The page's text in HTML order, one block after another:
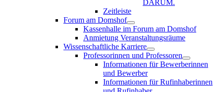
DARUM.
Zeitleiste
Forum am Domshof
Kassenhalle im Forum am Domshof
Anmietung Veranstaltungsräume
Wissenschaftliche Karriere
Professorinnen und Professoren
Informationen für Bewerberinnen
und Bewerber
Informationen für Rufinhaberinnen